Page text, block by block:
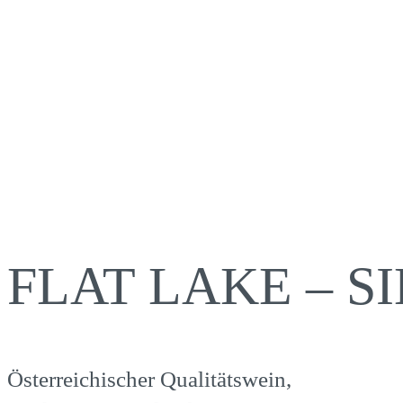
FLAT LAKE –
Österreichischer Qualitätswein,